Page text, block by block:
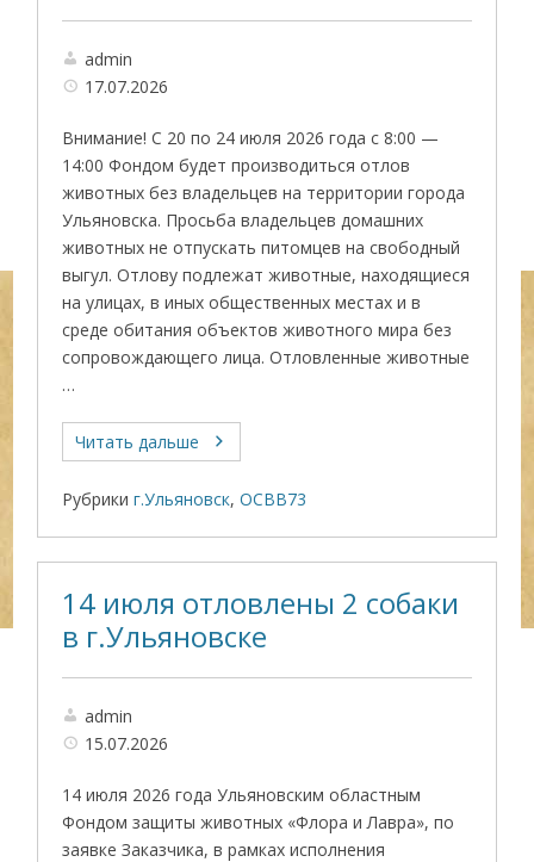
admin
17.07.2026
Внимание! С 20 по 24 июля 2026 года с 8:00 —
14:00 Фондом будет производиться отлов
животных без владельцев на территории города
Ульяновска. Просьба владельцев домашних
животных не отпускать питомцев на свободный
выгул. Отлову подлежат животные, находящиеся
на улицах, в иных общественных местах и в
среде обитания объектов животного мира без
сопровождающего лица. Отловленные животные
…
Читать дальше
Рубрики г.Ульяновск,ОСВВ73
14 июля отловлены 2 собаки
в г.Ульяновске
admin
15.07.2026
14 июля 2026 года Ульяновским областным
Фондом защиты животных «Флора и Лавра», по
заявке Заказчика, в рамках исполнения